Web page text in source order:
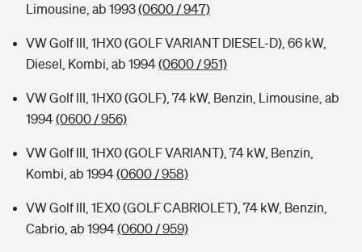
Limousine, ab 1993(0600 / 947)
VW Golf III, 1HX0 (GOLF VARIANT DIESEL-D), 66 kW,
Diesel, Kombi, ab 1994(0600 / 951)
VW Golf III, 1HX0 (GOLF), 74 kW, Benzin, Limousine, ab
1994(0600 / 956)
VW Golf III, 1HX0 (GOLF VARIANT), 74 kW, Benzin,
Kombi, ab 1994(0600 / 958)
VW Golf III, 1EX0 (GOLF CABRIOLET), 74 kW, Benzin,
Cabrio, ab 1994(0600 / 959)